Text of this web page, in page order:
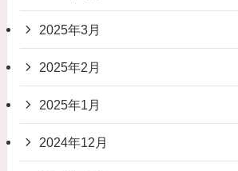
2025年3月
2025年2月
2025年1月
2024年12月